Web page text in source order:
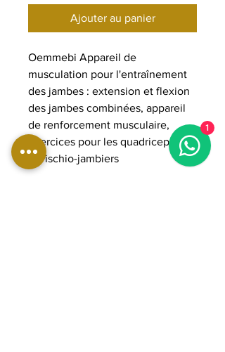
Ajouter au panier
Oemmebi Appareil de
musculation pour l'entraînement
des jambes : extension et flexion
des jambes combinées, appareil
de renforcement musculaire,
exercices pour les quadriceps et
les ischio-jambiers
1